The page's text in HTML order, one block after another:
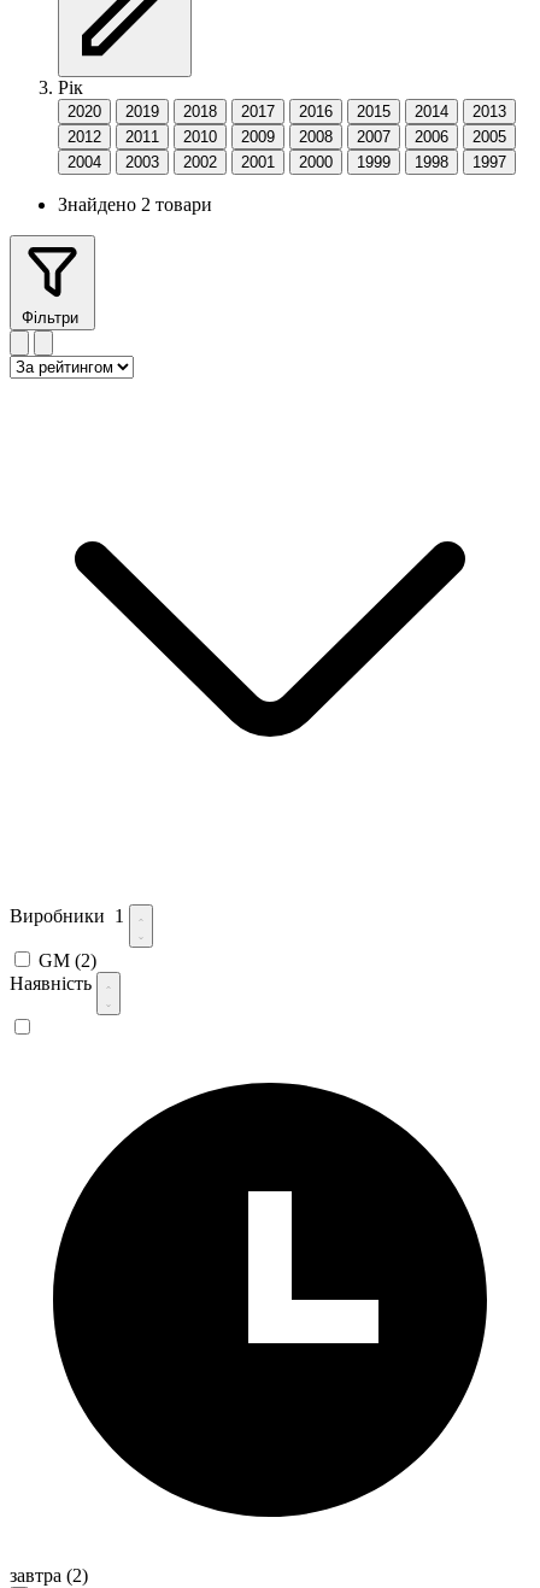
Рік
2020 2019 2018 2017 2016 2015 2014
2013
2012
2011 2010 2009 2008 2007 2006
2005
2004
2003 2002 2001 2000 1999 1998 1997
Знайдено 2 товари
Фільтри
Виробники 1
GM (2)
Наявність
завтра (2)